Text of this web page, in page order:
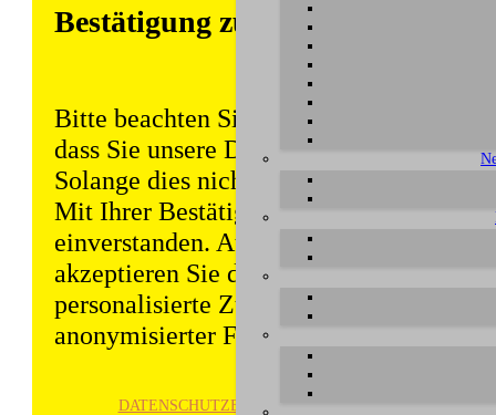
Bestätigung zum Datenschutz
Bitte beachten Sie, dass einige
dass Sie unsere Datenschutzerklärung
Solange dies nicht erfolgt, wird dieser
Mit Ihrer Bestätigung sind Sie auch mit
einverstanden. Auch unabhängig von
akzeptieren Sie durch die weitere
personalisierte Zugriffsdaten gemäß
anonymisierter Form gespeichert und
DATENSCHUTZ­ERKLÄRUNG